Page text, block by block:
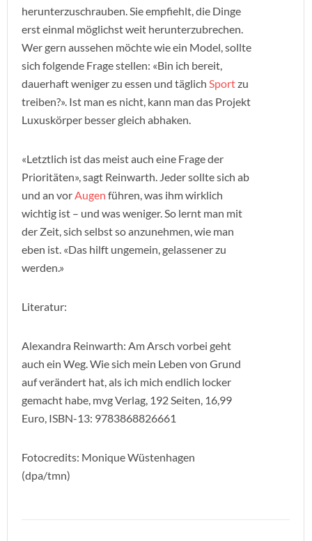
herunterzuschrauben. Sie empfiehlt, die Dinge
erst einmal möglichst weit herunterzubrechen.
Wer gern aussehen möchte wie ein Model, sollte
sich folgende Frage stellen: «Bin ich bereit,
dauerhaft weniger zu essen und täglich Sportzu
treiben?». Ist man es nicht, kann man das Projekt
Luxuskörper besser gleich abhaken.
«Letztlich ist das meist auch eine Frage der
Prioritäten», sagt Reinwarth. Jeder sollte sich ab
und an vorAugen führen, was ihm wirklich
wichtig ist – und was weniger. So lernt man mit
der Zeit, sich selbst so anzunehmen, wie man
eben ist. «Das hilft ungemein, gelassener zu
werden.»
Literatur:
Alexandra Reinwarth: Am Arsch vorbei geht
auch ein Weg. Wie sich mein Leben von Grund
auf verändert hat, als ich mich endlich locker
gemacht habe, mvg Verlag, 192 Seiten, 16,99
Euro, ISBN-13: 9783868826661
Fotocredits: Monique Wüstenhagen
(dpa/tmn)